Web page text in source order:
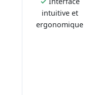
intuitive et
ergonomique